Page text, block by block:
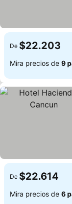
De $22.203
Mira precios de 9
De $22.614
Mira precios de 6